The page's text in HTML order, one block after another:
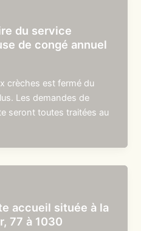
du service
de congé annuel
crèches est fermé du
Les demandes de
seront toutes traitées au
accueil située à la
77 à 1030